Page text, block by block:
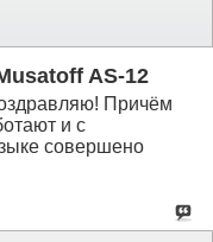
AS-12
Причём
и с
совершено